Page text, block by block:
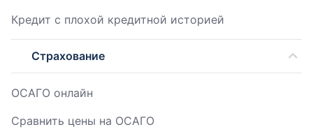
Кредит с плохой кредитной историей
Страхование
ОСАГО онлайн
Сравнить цены на ОСАГО